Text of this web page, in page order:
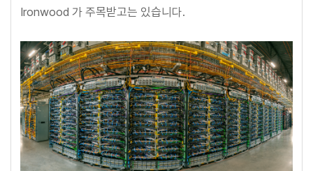
Ironwood 가 주목받고는 있습니다.